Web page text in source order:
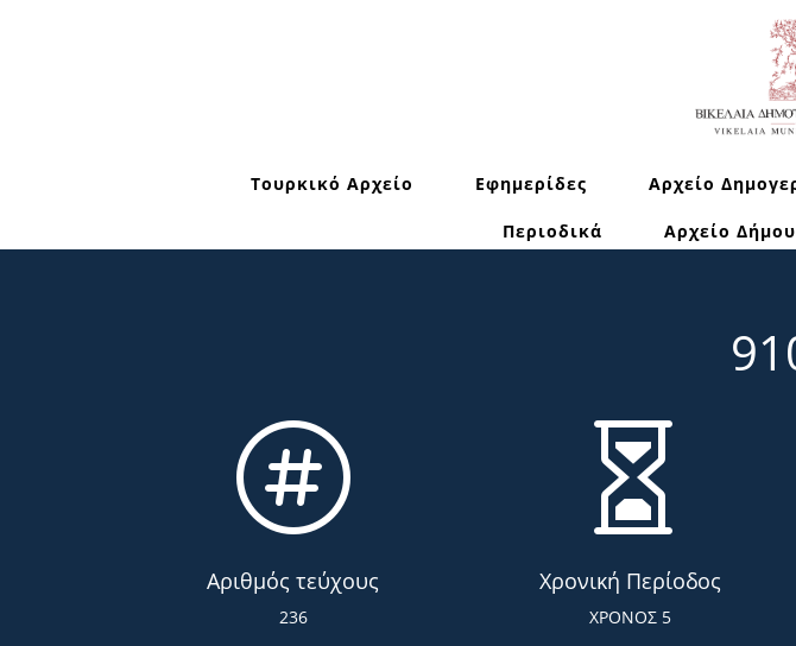
Τουρκικό Αρχείο Εφημερίδες Αρχείο
Περιοδικά Αρχείο

Αριθμός τεύχους
236

Χρονική Περίοδος
ΧΡΟΝΟΣ 5